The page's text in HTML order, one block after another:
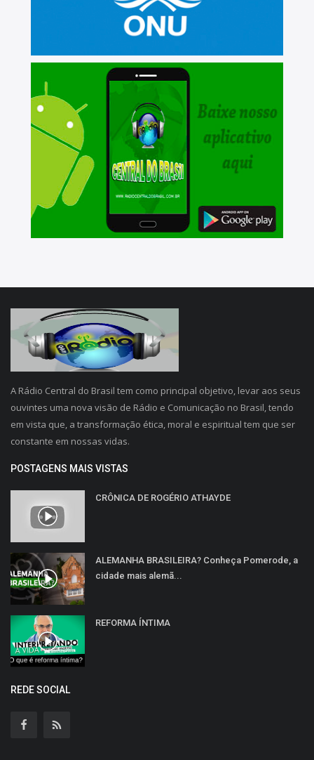
A Rádio Central do Brasil tem como principal objetivo, levar aos seus
ouvintes uma nova visão de Rádio e Comunicação no Brasil, tendo
em vista que, a transformação ética, moral e espiritual tem que ser
constante em nossas vidas.
POSTAGENS MAIS VISTAS
CRÔNICA DE ROGÉRIO ATHAYDE
ALEMANHA BRASILEIRA? Conheça Pomerode, a
cidade mais alemã...
REFORMA ÍNTIMA
REDE SOCIAL